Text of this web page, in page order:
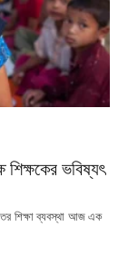
ভবিষ্যৎ
ব্যবস্থা আজ এক